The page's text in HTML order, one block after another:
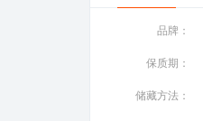
品牌：
保质期：
储藏方法：